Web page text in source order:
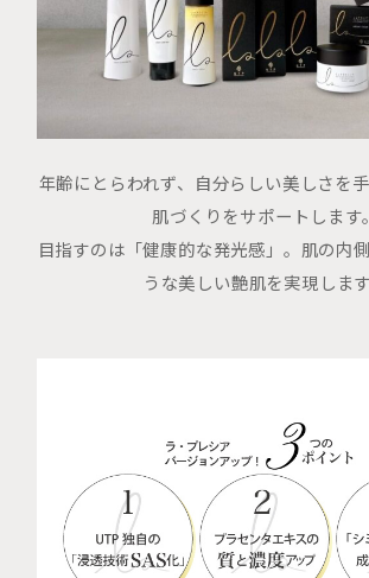
年齢にとらわれず、自分らしい美しさを
肌づくりをサポートします。
目指すのは「健康的な発光感」。肌の内
うな美しい艶肌を実現します